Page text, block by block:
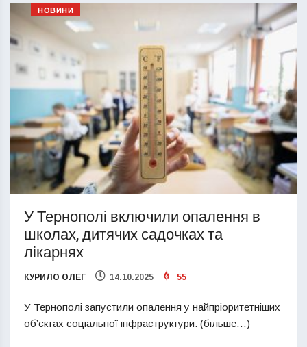
НОВИНИ
У Тернополі включили опалення в
школах, дитячих садочках та
лікарнях
КУРИЛО ОЛЕГ 14.10.2025 55
У Тернополі запустили опалення у найпріоритетніших
об’єктах соціальної інфраструктури. (більше…)